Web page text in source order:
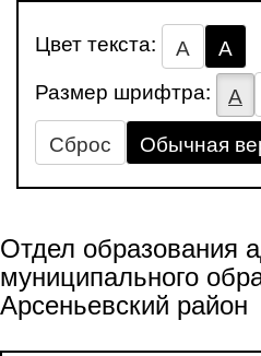
Цвет текста: А
А
Размер шрифтра:
А
Сброс
Обычная
Отдел образования
муниципального
Арсеньевский район